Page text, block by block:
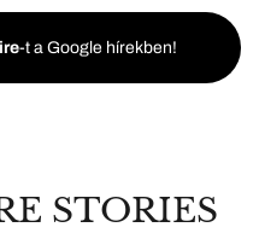
-t a Google hírekben!
STORIES